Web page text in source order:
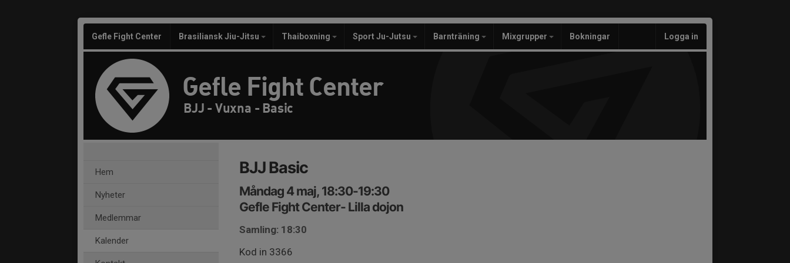
Gefle Fight Center Brasiliansk Jiu-Jitsu Thaiboxning Sport Ju-Jutsu Barnträning Mixgrupper Bokningar Logga in
Gefle Fight Center
BJJ - Vuxna - Basic
Hem
Nyheter
Medlemmar
Kalender
BJJ Basic
Måndag 4 maj, 18:30-19:30
Gefle Fight Center- Lilla dojon
Samling: 18:30
Kod in 3366